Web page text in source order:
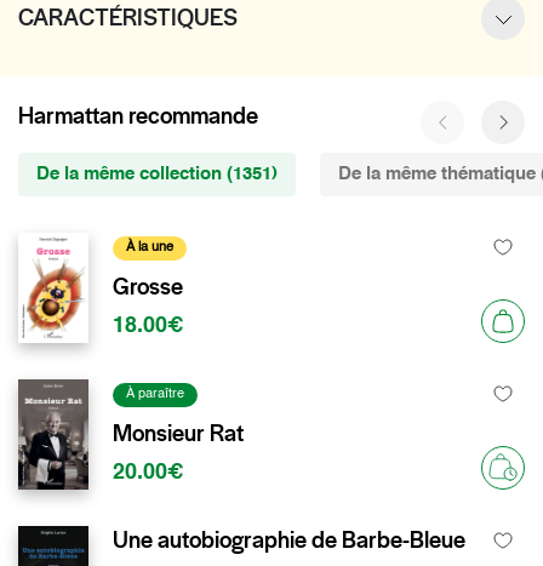
CARACTÉRISTIQUES
Harmattan recommande
De la même collection (1351) De la même thématique
À la une
Grosse
18.00€
À paraître
Monsieur Rat
20.00€
Une autobiographie de Barbe-Bleue